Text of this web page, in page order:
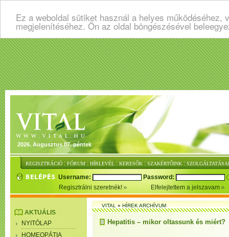
Ez a weboldal sütiket használ a helyes
megjelenítéséhez. Ön az oldal böngészésével
2026. Augusztus 07. péntek
REGISZTRÁCIÓ : FÓRUM : HÍRLEVÉL : KERESŐK : SZAKÉRTŐINK :
Username:
Password:
Regisztrálni szeretnék!
Elfelejtettem a jelszavam
AKTUÁLIS
NYITÓLAP
HOMEOPÁTIA
VITAL»HÍREK ARCHÍVUM
Hepatitis – mikor oltassunk és miért?